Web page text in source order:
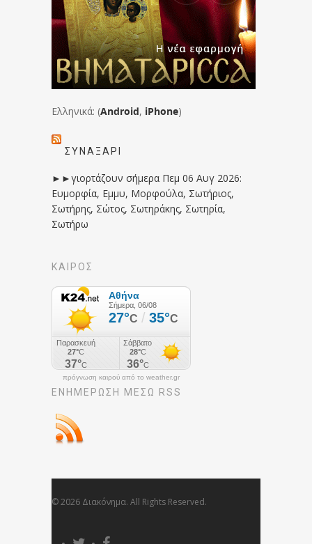
Ελληνικά: (Android, iPhone)
ΣΥΝΑΞΆΡΙ
►►γιορτάζουν σήμερα Πεμ 06 Αυγ 2026:
Ευμορφία, Εμμυ, Μορφούλα, Σωτήριος,
Σωτήρης, Σώτος, Σωτηράκης, Σωτηρία,
Σωτήρω
ΚΑΙΡΟΣ
πρόγνωση καιρού από το weather.gr
ΕΝΗΜΈΡΩΣΉ ΜΕΣΩ RSS
© 2026 Διακόνημα. All Rights Reserved.